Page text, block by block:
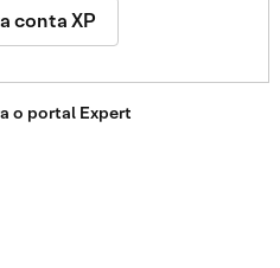
conta XP
o portal Expert